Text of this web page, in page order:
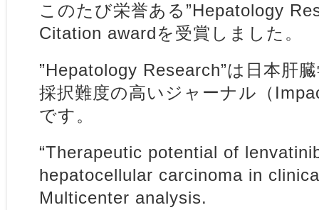
このたび栄誉ある”Hepatology
Citation awardを受賞しました。
”Hepatology Research”は日本肝
採択難度の高いジャーナル（
です。
“Therapeutic potential of
hepatocellular carcinoma in
Multicenter analysis.